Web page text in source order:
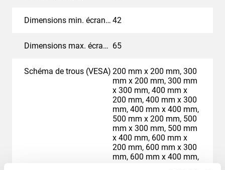
Dimensions min. écran (pouce) 42
Dimensions max. écran (pouce) 65
Schéma de trous (VESA) 200 mm x 200 mm, 300
mm x 200 mm, 300 mm
x 300 mm, 400 mm x
200 mm, 400 mm x 300
mm, 400 mm x 400 mm,
500 mm x 200 mm, 500
mm x 300 mm, 500 mm
x 400 mm, 600 mm x
200 mm, 600 mm x 300
mm, 600 mm x 400 mm,